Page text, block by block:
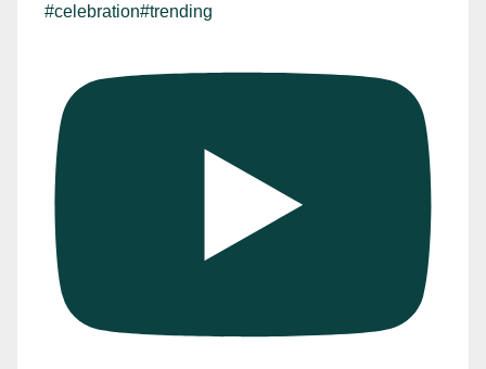
#celebration#trending